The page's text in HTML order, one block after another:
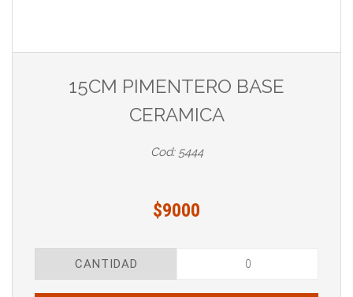
15CM PIMENTERO BASE
CERAMICA
Cod: 5444
$9000
CANTIDAD